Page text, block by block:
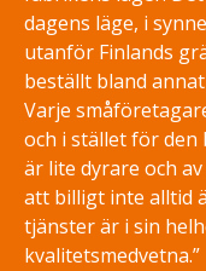
dagens läge, i
utanför Finlands
beställt bland
Varje
och i stället för den
är lite dyrare och
att billigt inte alltid
tjänster är i sin
kvalitetsmedvetna.”